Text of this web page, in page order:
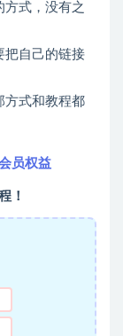
方式，没有之
把自己的链接
方式和教程都
员权益
！